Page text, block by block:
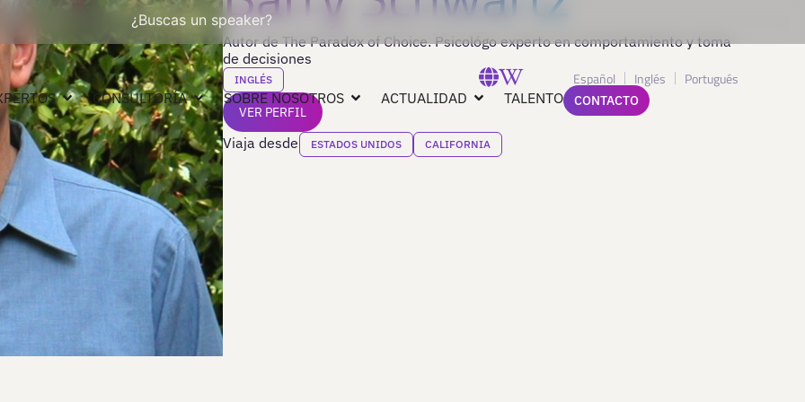
¿Buscas un speaker?
CONSULTORÍA SOBRE NOSOTROS ACTUALIDAD TALENTO
Español Inglés Portugués
CONTACTO
Autor de The Paradox of Choice. Psicológo experto en comportamiento y toma
de decisiones
INGLÉS
VER PERFIL
Viaja desde ESTADOS UNIDOS CALIFORNIA